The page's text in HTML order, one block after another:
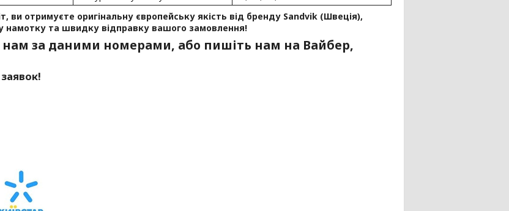
ви отримуєте оригінальну європейську якість від бренду Sandvik (Швеція),
намотку та швидку відправку вашого замовлення!
нам за даними номерами, або пишіть нам на Вайбер,